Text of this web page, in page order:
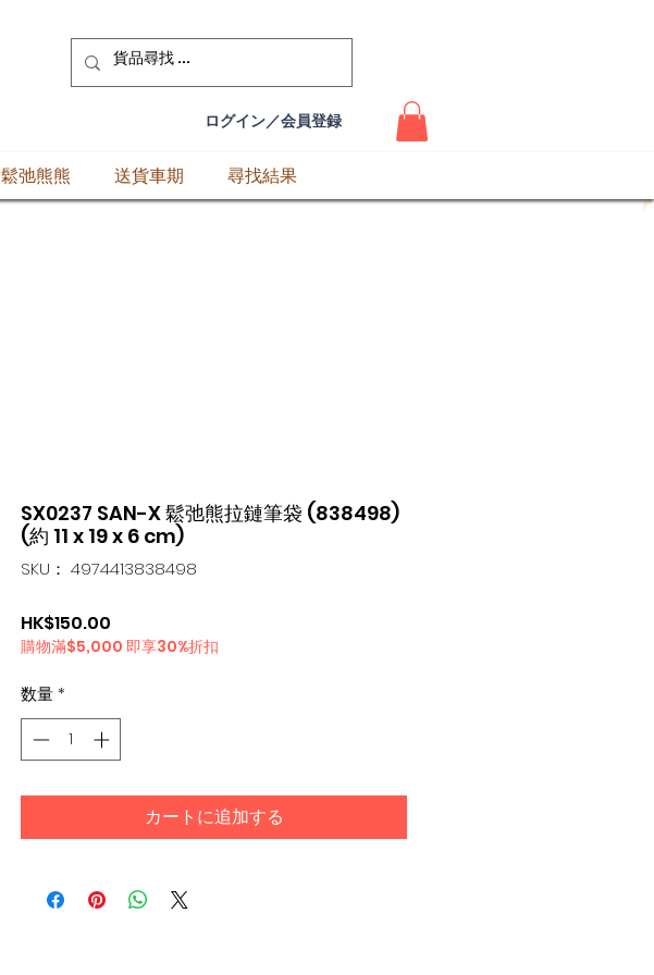
ログイン／会員登録
鬆弛熊熊 送貨車期 尋找結果
SX0237 SAN-X 鬆弛熊拉鏈筆袋 (838498)
(約 11 x 19 x 6 cm)
SKU： 4974413838498
HK$150.00
格
購物滿$5,000 即享30%折扣
数量*
カートに追加する